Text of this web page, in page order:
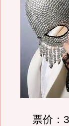
票价：